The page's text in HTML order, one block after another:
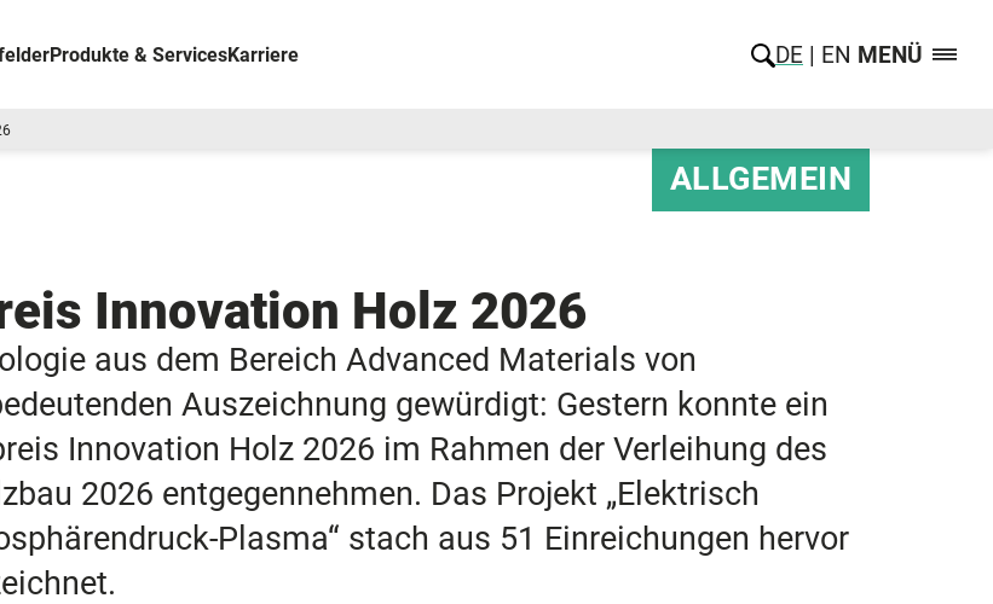
Produkte & ServicesKarriere DE EN MENÜ
ALLGEMEIN
Innovation Holz 2026
aus dem Bereich Advanced Materials von
Auszeichnung gewürdigt: Gestern konnte ein
Innovation Holz 2026 im Rahmen der Verleihung des
2026 entgegennehmen. Das Projekt „Elektrisch
Plasma“ stach aus 51 Einreichungen hervor